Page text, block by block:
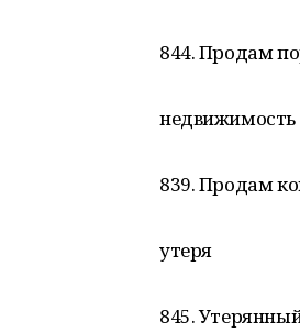
844. Продам
недвижимость
839. Продам
утеря
845.